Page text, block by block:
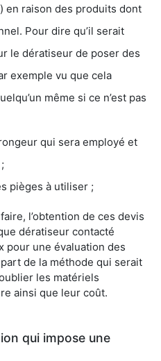
en raison des produits dont
Pour dire qu’il serait
le dératiseur de poser des
exemple vu que cela
même si ce n’est pas
qui sera employé et
pièges à utiliser ;
l’obtention de ces devis
dératiseur contacté
pour une évaluation des
de la méthode qui serait
les matériels
ainsi que leur coût.
qui impose une